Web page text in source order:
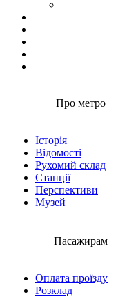
Про метро
Історія
Відомості
Рухомий склад
Станції
Перспективи
Музей
Пасажирам
Оплата проїзду
Розклад